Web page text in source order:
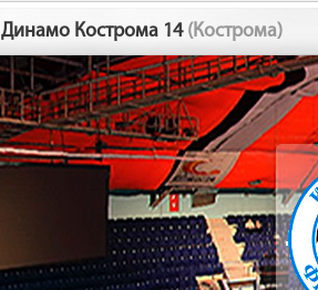
Динамо Кострома 14 (Кострома)